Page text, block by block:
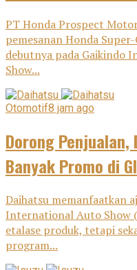
PT Honda Prospect
pemesanan Honda
debutnya pada Gaikindo
Show...
Otomotif8 jam ago
Dorong Penjualan,
Banyak Promo di
Daihatsu memanfaatkan
International Auto Show
etalase produk, tetapi
program...